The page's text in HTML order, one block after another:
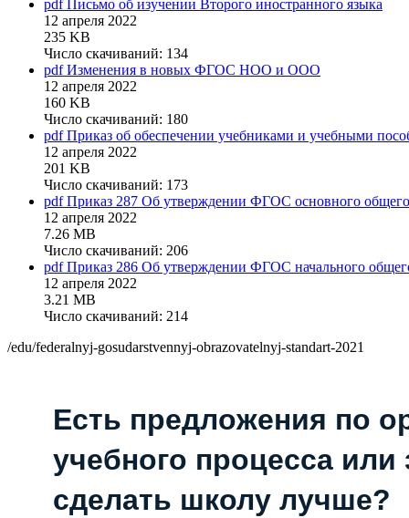
pdf Письмо об изучении Второго иностранного языка
12 апреля 2022
235 KB
Число скачиваний: 134
pdf Изменения в новых ФГОС НОО и ООО
12 апреля 2022
160 KB
Число скачиваний: 180
pdf Приказ об обеспечении учебниками и учебными
12 апреля 2022
201 KB
Число скачиваний: 173
pdf Приказ 287 Об утверждении ФГОС основного общего
12 апреля 2022
7.26 MB
Число скачиваний: 206
pdf Приказ 286 Об утверждении ФГОС начального
12 апреля 2022
3.21 MB
Число скачиваний: 214
/edu/federalnyj-gosudarstvennyj-obrazovatelnyj-standart-2021
Есть предложения по
учебного процесса или
сделать школу лучше?